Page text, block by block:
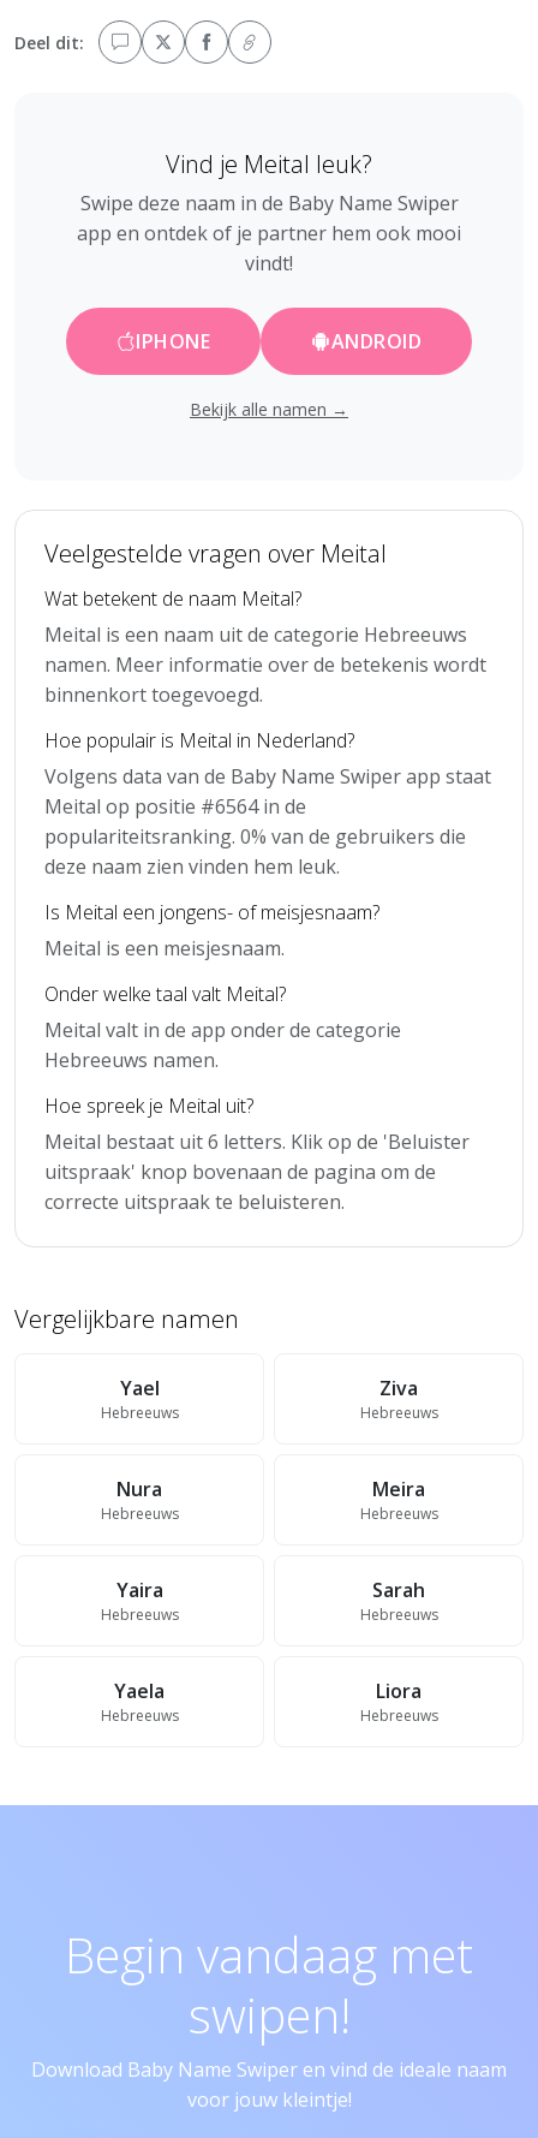
Deel dit:
Vind je Meital leuk?
Swipe deze naam in de Baby Name Swiper
app en ontdek of je partner hem ook mooi
vindt!
IPHONE ANDROID
Bekijk alle namen →
Veelgestelde vragen over Meital
Wat betekent de naam Meital?
Meital is een naam uit de categorie Hebreeuws
namen. Meer informatie over de betekenis wordt
binnenkort toegevoegd.
Hoe populair is Meital in Nederland?
Volgens data van de Baby Name Swiper app staat
Meital op positie #6564 in de
populariteitsranking. 0% van de gebruikers die
deze naam zien vinden hem leuk.
Is Meital een jongens- of meisjesnaam?
Meital is een meisjesnaam.
Onder welke taal valt Meital?
Meital valt in de app onder de categorie
Hebreeuws namen.
Hoe spreek je Meital uit?
Meital bestaat uit 6 letters. Klik op de 'Beluister
uitspraak' knop bovenaan de pagina om de
correcte uitspraak te beluisteren.
Vergelijkbare namen
Yael
Hebreeuws
Ziva
Hebreeuws
Nura
Hebreeuws
Meira
Hebreeuws
Yaira
Hebreeuws
Sarah
Hebreeuws
Yaela
Hebreeuws
Liora
Hebreeuws
Begin vandaag met
swipen!
Download Baby Name Swiper en vind de ideale naam
voor jouw kleintje!